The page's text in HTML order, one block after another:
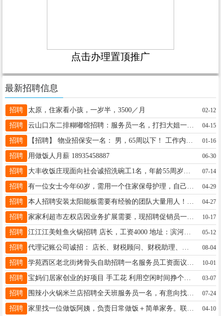
点击办理置顶推广
最新招聘信息
招聘 太原，住家看小孩，一岁半，3500／月 02-12
招聘 云山口东二排糊嘟馆招聘：服务员一名，打扫大姐一名。 要求：手脚麻利，有责任心，能吃苦耐劳，勤快干净，待人热情，服从安排。 待遇：工资面议， 时间：晚5：30—10：00 有意者进店面谈或电话联系：15503541464 04-15
招聘 01-16
招聘 用做饭人月薪 18935458887 06-30
招聘 07-14
招聘 04-29
招聘 04-27
招聘 家家利超市左权店因业务扩展需要，现招聘促销员一名，要求吃苦耐劳，可以接受倒班。有意者请联系13633574230 10-17
招聘 江江江美蛙鱼火锅招聘 店长，工资4000 地址：滨河红军路（源泰酒庄旁） 电话：18335473728 05-12
招聘 08-04
招聘 10-01
招聘 03-07
招聘 围辣小火锅米兰店招聘全天班服务员一名，有意向找工作的联系：18234408676 18734459937 07-24
招聘 04-10